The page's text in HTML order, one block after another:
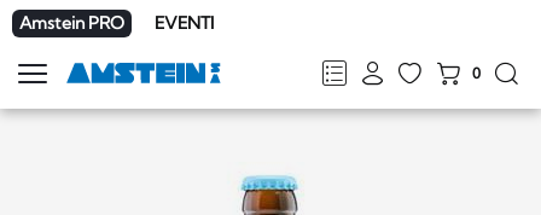
Amstein PRO EVENTI
FRDEENIT
0
Mostra
la